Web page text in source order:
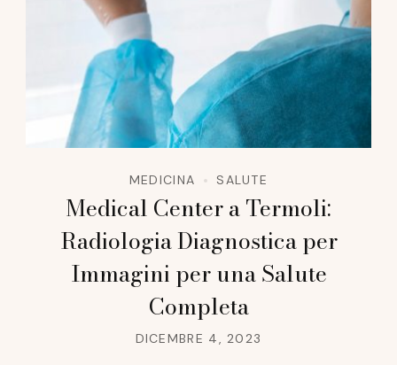
MEDICINA SALUTE
Medical Center a Termoli:
Radiologia Diagnostica per
Immagini per una Salute
Completa
DICEMBRE 4, 2023